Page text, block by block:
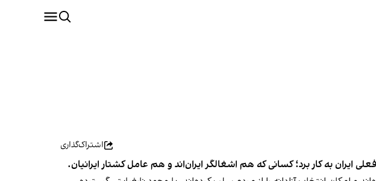
اشتراک‌گذاری
ایران به کار برد؛ کسانی که هم اشغالگر ایران‌اند و هم عامل کشتار ایرانیان.